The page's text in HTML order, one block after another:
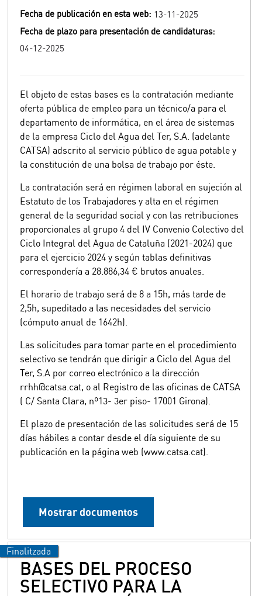
Fecha de publicación en esta web: 13-11-2025
Fecha de plazo para presentación de candidaturas:
04-12-2025
El objeto de estas bases es la contratación mediante
oferta pública de empleo para un técnico/a para el
departamento de informática, en el área de sistemas
de la empresa Ciclo del Agua del Ter, S.A. (adelante
CATSA) adscrito al servicio público de agua potable y
la constitución de una bolsa de trabajo por éste.
La contratación será en régimen laboral en sujeción al
Estatuto de los Trabajadores y alta en el régimen
general de la seguridad social y con las retribuciones
proporcionales al grupo 4 del IV Convenio Colectivo del
Ciclo Integral del Agua de Cataluña (2021-2024) que
para el ejercicio 2024 y según tablas definitivas
correspondería a 28.886,34 € brutos anuales.
El horario de trabajo será de 8 a 15h, más tarde de
2,5h, supeditado a las necesidades del servicio
(cómputo anual de 1642h).
Las solicitudes para tomar parte en el procedimiento
selectivo se tendrán que dirigir a Ciclo del Agua del
Ter, S.A por correo electrónico a la dirección
rrhh@catsa.cat, o al Registro de las oficinas de CATSA
( C/ Santa Clara, nº13- 3er piso- 17001 Girona).
El plazo de presentación de las solicitudes será de 15
días hábiles a contar desde el día siguiente de su
publicación en la página web (www.catsa.cat).
Mostrar documentos
BASES DEL PROCESO
SELECTIVO PARA LA